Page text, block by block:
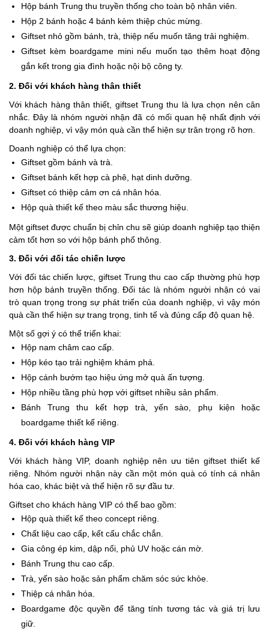
Hộp bánh Trung thu truyền thống cho toàn bộ nhân viên.
Hộp 2 bánh hoặc 4 bánh kèm thiệp chúc mừng.
Giftset nhỏ gồm bánh, trà, thiệp nếu muốn tăng trải nghiệm.
Giftset kèm boardgame mini nếu muốn tạo thêm hoạt động
gắn kết trong gia đình hoặc nội bộ công ty.
2. Đối với khách hàng thân thiết
Với khách hàng thân thiết, giftset Trung thu là lựa chọn nên cân
nhắc. Đây là nhóm người nhận đã có mối quan hệ nhất định với
doanh nghiệp, vì vậy món quà cần thể hiện sự trân trọng rõ hơn.
Doanh nghiệp có thể lựa chọn:
Giftset gồm bánh và trà.
Giftset bánh kết hợp cà phê, hạt dinh dưỡng.
Giftset có thiệp cảm ơn cá nhân hóa.
Hộp quà thiết kế theo màu sắc thương hiệu.
Một giftset được chuẩn bị chỉn chu sẽ giúp doanh nghiệp tạo thiện
cảm tốt hơn so với hộp bánh phổ thông.
3. Đối với đối tác chiến lược
Với đối tác chiến lược, giftset Trung thu cao cấp thường phù hợp
hơn hộp bánh truyền thống. Đối tác là nhóm người nhận có vai
trò quan trọng trong sự phát triển của doanh nghiệp, vì vậy món
quà cần thể hiện sự trang trọng, tinh tế và đúng cấp độ quan hệ.
Một số gợi ý có thể triển khai:
Hộp nam châm cao cấp.
Hộp kéo tạo trải nghiệm khám phá.
Hộp cánh bướm tạo hiệu ứng mở quà ấn tượng.
Hộp nhiều tầng phù hợp với giftset nhiều sản phẩm.
Bánh Trung thu kết hợp trà, yến sào, phụ kiện hoặc
boardgame thiết kế riêng.
4. Đối với khách hàng VIP
Với khách hàng VIP, doanh nghiệp nên ưu tiên giftset thiết kế
riêng. Nhóm người nhận này cần một món quà có tính cá nhân
hóa cao, khác biệt và thể hiện rõ sự đầu tư.
Giftset cho khách hàng VIP có thể bao gồm:
Hộp quà thiết kế theo concept riêng.
Chất liệu cao cấp, kết cấu chắc chắn.
Gia công ép kim, dập nổi, phủ UV hoặc cán mờ.
Bánh Trung thu cao cấp.
Trà, yến sào hoặc sản phẩm chăm sóc sức khỏe.
Thiệp cá nhân hóa.
Boardgame độc quyền để tăng tính tương tác và giá trị lưu
giữ.